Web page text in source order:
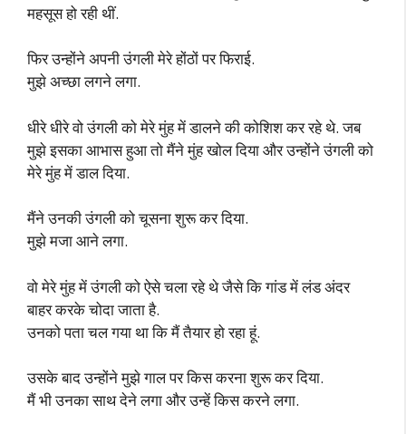
महसूस हो रही थीं.
फिर उन्होंने अपनी उंगली मेरे होंठों पर फिराई.
मुझे अच्छा लगने लगा.
धीरे धीरे वो उंगली को मेरे मुंह में डालने की कोशिश कर रहे थे. जब
मुझे इसका आभास हुआ तो मैंने मुंह खोल दिया और उन्होंने उंगली को
मेरे मुंह में डाल दिया.
मैंने उनकी उंगली को चूसना शुरू कर दिया.
मुझे मजा आने लगा.
वो मेरे मुंह में उंगली को ऐसे चला रहे थे जैसे कि गांड में लंड अंदर
बाहर करके चोदा जाता है.
उनको पता चल गया था कि मैं तैयार हो रहा हूं.
उसके बाद उन्होंने मुझे गाल पर किस करना शुरू कर दिया.
मैं भी उनका साथ देने लगा और उन्हें किस करने लगा.